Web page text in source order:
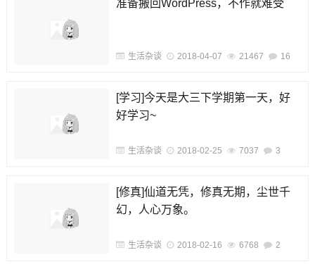
准备搬回WordPress，不作就难受
生活杂谈 2018-04-07 21467 16
[学习]今天是大三下学期第一天，好
好学习~
生活杂谈 2018-02-25 7037 3
[修真]仙道无凭，修真无期，尘世千
幻，人心万象。
生活杂谈 2018-02-16 6768 2